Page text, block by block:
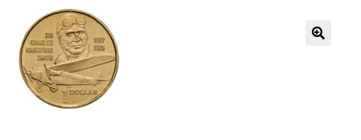
Winkel
Winkelmand
Afrekenen